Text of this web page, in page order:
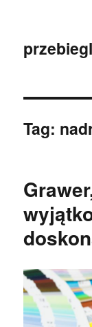
Tag: